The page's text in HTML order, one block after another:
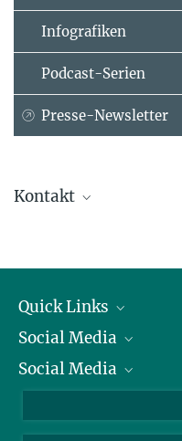
Infografiken
Podcast-Serien
Presse-Newsletter
Kontakt
beck@...
Quick Links
Präsident
Zahlen und Fakten
Social Media
Bluesky
Social Media
Instagram